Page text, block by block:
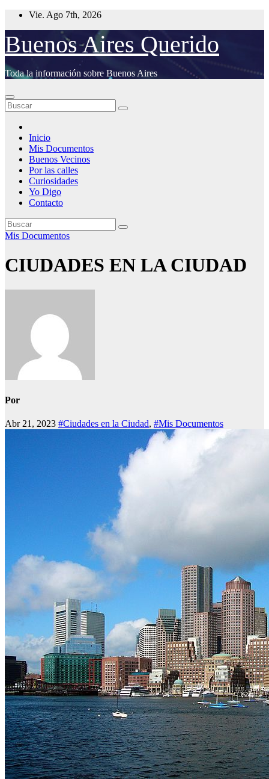
Saltar
contenido
Vie. Ago 7th, 2026
Buenos Aires Querido
Toda la información sobre Buenos Aires
Inicio
Mis Documentos
Buenos Vecinos
Por las calles
Curiosidades
Yo Digo
Contacto
Mis Documentos
CIUDADES EN LA CIUDAD
Por
Abr 21, 2023 #Ciudades en la Ciudad, #Mis Documentos